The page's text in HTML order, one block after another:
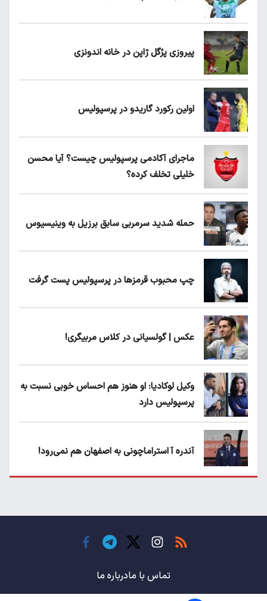
پیروزی پرُگل ژاپن در خانه اندونزی
اولین رکورد گاریدو در پرسپولیس
ماجرای آکادمی پرسپولیس چیست؟ آیا محسن
خلیلی تخلف کرده؟
حمله شدید سرمربی سابق برزیل به وینیسیوس
چپ محبوب قرمزها در پرسپولیس پست گرفت
عکس | گولسیانی در کلاس مربیگری!
وکیل لوکادیا: او هنوز هم احساس خوبی نسبت به
پرسپولیس دارد
آندره آ استراماچونی به اصفهان هم نمی‌رود!
حسن روی هوا!
باشگاه های جهان
تماس با مادرباره ما